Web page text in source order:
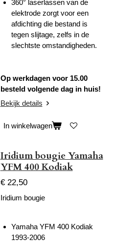
360° laserlassen van de
elektrode zorgt voor een
afdichting die bestand is
tegen slijtage, zelfs in de
slechtste omstandigheden.
Op werkdagen voor 15.00
besteld volgende dag in huis!
Bekijk details
In winkelwagen
Iridium bougie Yamaha
YFM 400 Kodiak
€ 22,50
Iridium bougie
Yamaha YFM 400 Kodiak
1993-2006